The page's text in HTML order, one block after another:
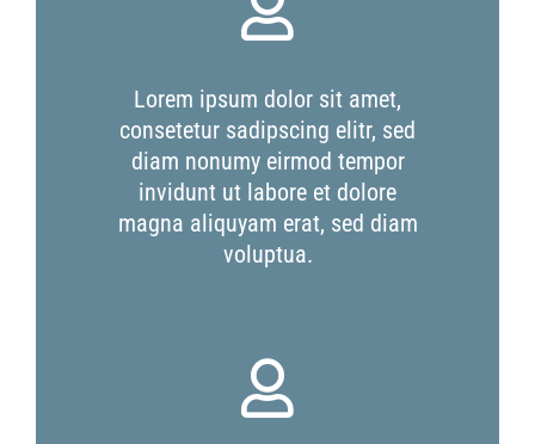
Lorem ipsum dolor sit amet,
consetetur sadipscing elitr, sed
diam nonumy eirmod tempor
invidunt ut labore et dolore
magna aliquyam erat, sed diam
voluptua.